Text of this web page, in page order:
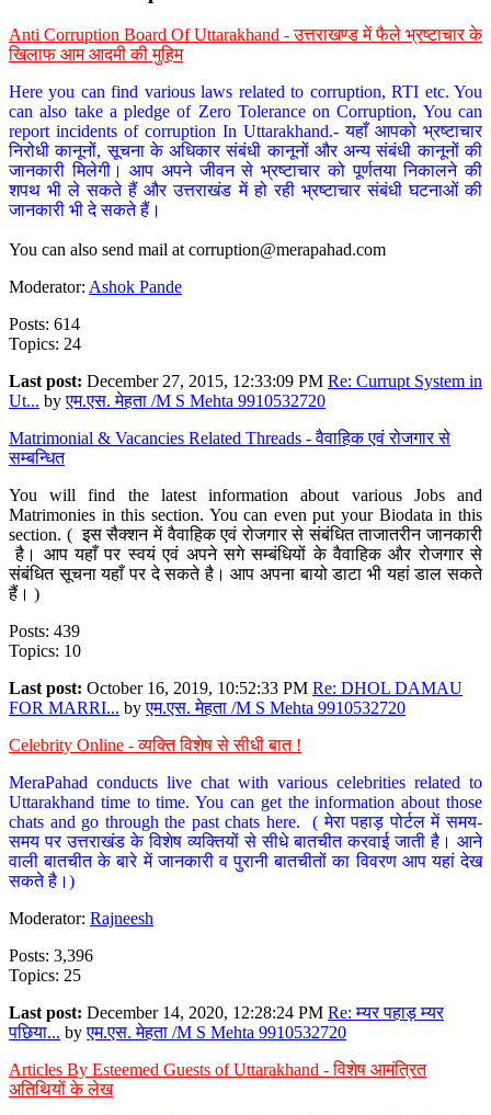
Anti Corruption Board Of Uttarakhand - उत्तराखण्ड में फैले भ्रष्टाचार के
खिलाफ आम आदमी की मुहिम
Here you can find various laws related to corruption, RTI etc. You
can also take a pledge of Zero Tolerance on Corruption, You can
report incidents of corruption In Uttarakhand.- यहाँ आपको भ्रष्टाचार
निरोधी कानूनों, सूचना के अधिकार संबंधी कानूनों और अन्य संबंधी कानूनों की
जानकारी मिलेगी। आप अपने जीवन से भ्रष्टाचार को पूर्णतया निकालने की
शपथ भी ले सकते हैं और उत्तराखंड में हो रही भ्रष्टाचार संबंधी घटनाओं की
जानकारी भी दे सकते हैं।
You can also send mail at corruption@merapahad.com
Moderator: Ashok Pande
Posts: 614
Topics: 24
Last post: December 27, 2015, 12:33:09 PM Re: Currupt System in
Ut... byएम.एस. मेहता /M S Mehta 9910532720
Matrimonial & Vacancies Related Threads - वैवाहिक एवं रोजगार से
सम्बन्धित
You will find the latest information about various Jobs and
Matrimonies in this section. You can even put your Biodata in this
section. ( इस सैक्शन में वैवाहिक एवं रोजगार से संबंधित ताजातरीन जानकारी
है। आप यहाँ पर स्वयं एवं अपने सगे सम्बंधियों के वैवाहिक और रोजगार से
संबंधित सूचना यहाँ पर दे सकते है। आप अपना बायो डाटा भी यहां डाल सकते
हैं। )
Posts: 439
Topics: 10
Last post: October 16, 2019, 10:52:33 PM Re: DHOL DAMAU
FOR MARRI... byएम.एस. मेहता /M S Mehta 9910532720
Celebrity Online - व्यक्ति विशेष से सीधी बात !
MeraPahad conducts live chat with various celebrities related to
Uttarakhand time to time. You can get the information about those
chats and go through the past chats here. ( मेरा पहाड़ पोर्टल में समय-
समय पर उत्तराखंड के विशेष व्यक्तियों से सीधे बातचीत करवाई जाती है। आने
वाली बातचीत के बारे में जानकारी व पुरानी बातचीतों का विवरण आप यहां देख
सकते है।)
Moderator: Rajneesh
Posts: 3,396
Topics: 25
Last post: December 14, 2020, 12:28:24 PM Re: म्यर पहाड़ म्यर
पछिया... byएम.एस. मेहता /M S Mehta 9910532720
Articles By Esteemed Guests of Uttarakhand - विशेष आमंत्रित
अतिथियों के लेख